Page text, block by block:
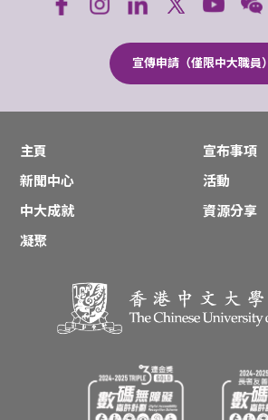
宣傳申請（僅限中大職員）
主頁
宣布事項
新聞中心
活動
中大成就
資源分享
凝聚